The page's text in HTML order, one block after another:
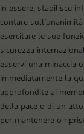
in essere, stabilisce
contare
esercitare le sue
sicurezza
esservi una minaccia
immediatamente la
approfondite ai
della pace o di un
per mantenere o